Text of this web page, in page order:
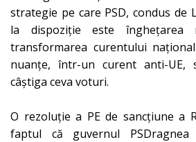
strategie pe care PSD, condus de
la dispoziție este
transformarea curentului
nuanțe, într-un curent anti-UE,
câștiga ceva voturi.
O rezoluție a PE de sancțiune a
faptul că guvernul